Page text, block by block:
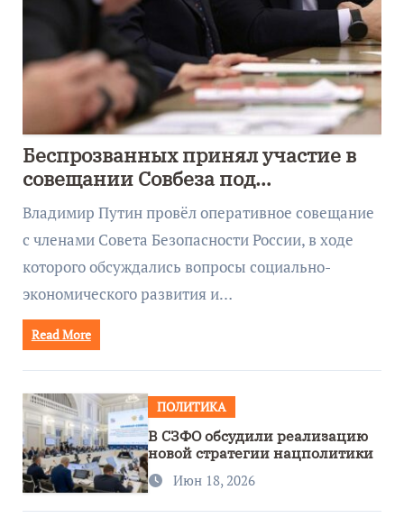
Беспрозванных принял участие в
совещании Совбеза под
руководством Путина
Владимир Путин провёл оперативное совещание
с членами Совета Безопасности России, в ходе
которого обсуждались вопросы социально-
экономического развития и…
Read More
ПОЛИТИКА
В СЗФО обсудили реализацию
новой стратегии нацполитики
Июн 18, 2026